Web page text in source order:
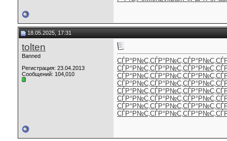
18.05.2025, 17:31
tolten
Banned
Регистрация: 23.04.2013
Сообщений: 104,010
СЃР°Р№С‚СЃР°Р№С‚СЃР°Р№С‚
СЃР°Р№С‚СЃР°Р№С‚СЃР°Р№С‚
СЃР°Р№С‚СЃР°Р№С‚СЃР°Р№С‚
СЃР°Р№С‚СЃР°Р№С‚СЃР°Р№С‚
СЃР°Р№С‚СЃР°Р№С‚СЃР°Р№С‚
СЃР°Р№С‚СЃР°Р№С‚СЃР°Р№С‚
СЃР°Р№С‚СЃР°Р№С‚СЃР°Р№С‚
СЃР°Р№С‚СЃР°Р№С‚СЃР°Р№С‚